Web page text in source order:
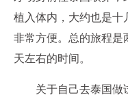
植入体内，大约也是十
非常方便。总的旅程是
天左右的时间。
关于自己去泰国做